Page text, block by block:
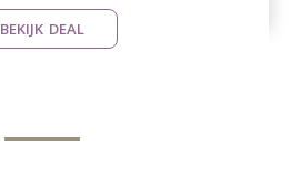
BEKIJK DEAL